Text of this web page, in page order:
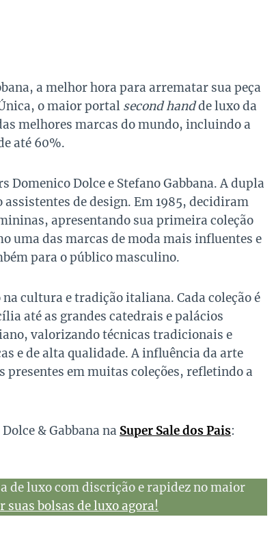
a melhor hora para arrematar sua peça
o maior portal second handde luxo da
melhores marcas do mundo, incluindo a
até 60%.
Domenico Dolce e Stefano Gabbana. A dupla
de design. Em 1985, decidiram
apresentando sua primeira coleção
uma das marcas de moda mais influentes e
para o público masculino.
cultura e tradição italiana. Cada coleção é
até as grandes catedrais e palácios
valorizando técnicas tradicionais e
e de alta qualidade. A influência da arte
presentes em muitas coleções, refletindo a
& Gabbana na Super Sale dos Pais:
de luxo com discrição e rapidez no maior
suas bolsas de luxo agora!